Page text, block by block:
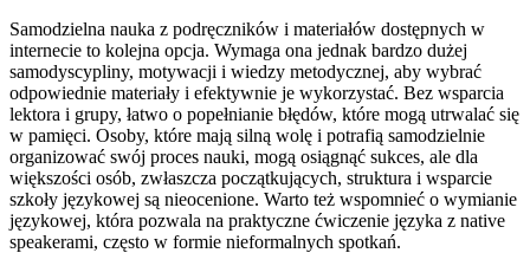
Samodzielna nauka z podręczników i materiałów dostępnych w
internecie to kolejna opcja. Wymaga ona jednak bardzo dużej
samodyscypliny, motywacji i wiedzy metodycznej, aby wybrać
odpowiednie materiały i efektywnie je wykorzystać. Bez wsparcia
lektora i grupy, łatwo o popełnianie błędów, które mogą utrwalać się
w pamięci. Osoby, które mają silną wolę i potrafią samodzielnie
organizować swój proces nauki, mogą osiągnąć sukces, ale dla
większości osób, zwłaszcza początkujących, struktura i wsparcie
szkoły językowej są nieocenione. Warto też wspomnieć o wymianie
językowej, która pozwala na praktyczne ćwiczenie języka z native
speakerami, często w formie nieformalnych spotkań.